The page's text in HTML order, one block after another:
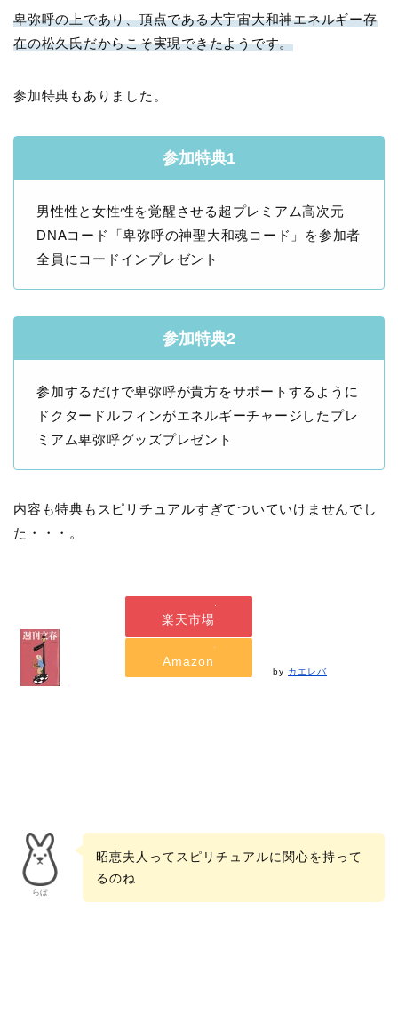
卑弥呼の上であり、頂点である大宇宙大和神エネルギー存
在の松久氏だからこそ実現できたようです。
参加特典もありました。
参加特典1
男性性と女性性を覚醒させる超プレミアム高次元
DNAコード「卑弥呼の神聖大和魂コード」を参加者
全員にコードインプレゼント
参加特典2
参加するだけで卑弥呼が貴方をサポートするように
ドクタードルフィンがエネルギーチャージしたプレ
ミアム卑弥呼グッズプレゼント
内容も特典もスピリチュアルすぎてついていけませんでし
た・・・。
楽天市場
Amazon
by カエレバ
らぼ
昭恵夫人ってスピリチュアルに関心を持って
るのね